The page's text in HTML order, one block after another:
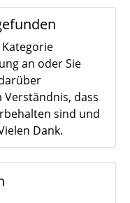
an oder Sie
dass
sind und
Dank.